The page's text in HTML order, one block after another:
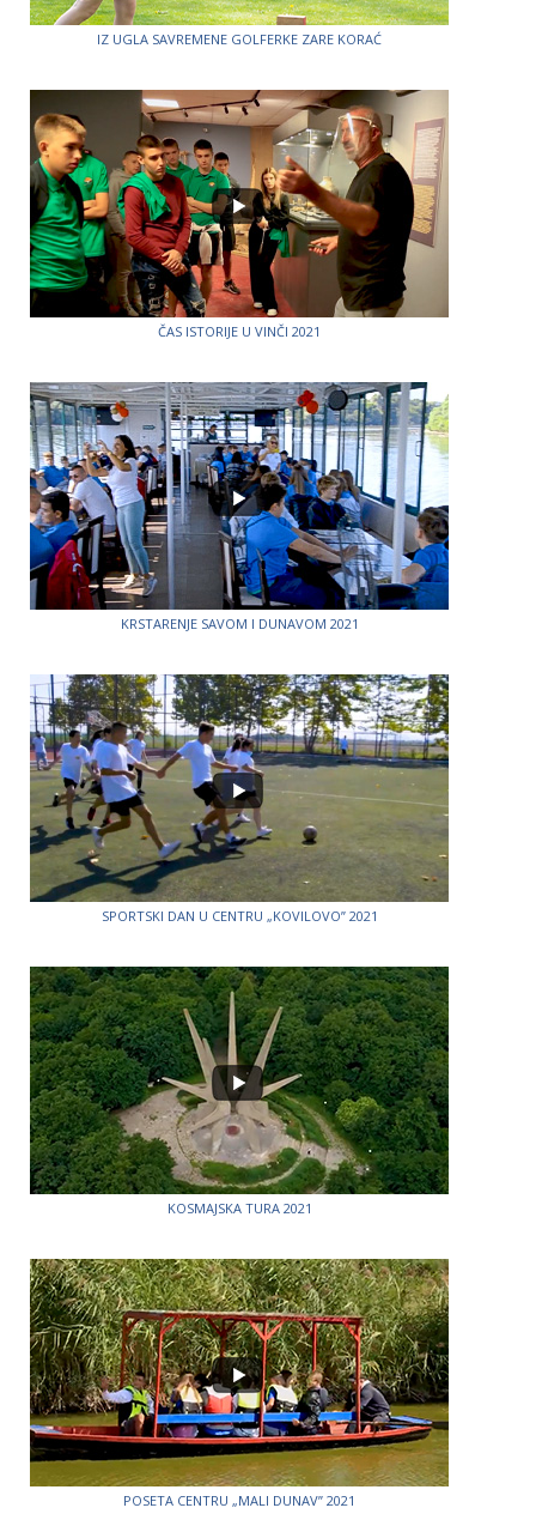
IZ UGLA SAVREMENE GOLFERKE ZARE KORAĆ
ČAS ISTORIJE U VINČI 2021
KRSTARENJE SAVOM I DUNAVOM 2021
SPORTSKI DAN U CENTRU „KOVILOVO” 2021
KOSMAJSKA TURA 2021
POSETA CENTRU „MALI DUNAV” 2021